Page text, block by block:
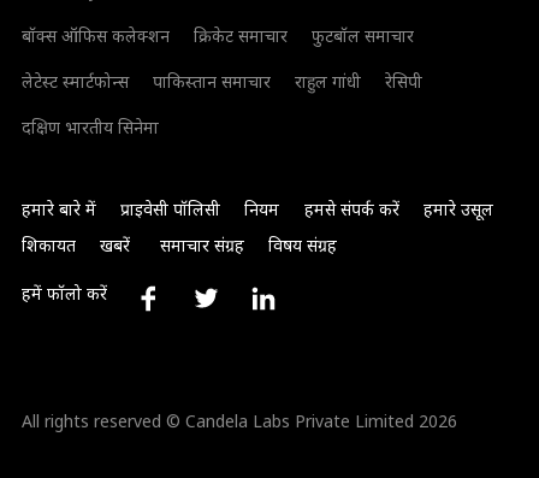
बॉक्स ऑफिस कलेक्शन
क्रिकेट समाचार
फुटबॉल समाचार
लेटेस्ट स्मार्टफोन्स
पाकिस्तान समाचार राहुल गांधी
रेसिपी
दक्षिण भारतीय सिनेमा
हमारे बारे में प्राइवेसी पॉलिसी नियम हमसे संपर्क करें
हमारे उसूल
शिकायत
खबरें समाचार संग्रह विषय संग्रह
हमें फॉलो करें
All rights reserved © Candela Labs Private Limited 2026